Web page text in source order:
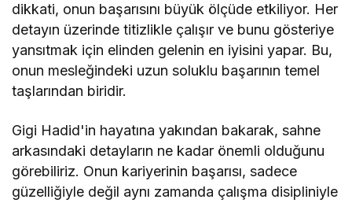
dikkati, onun başarısını büyük ölçüde etkiliyor. Her
detayın üzerinde titizlikle çalışır ve bunu gösteriye
yansıtmak için elinden gelenin en iyisini yapar. Bu,
onun mesleğindeki uzun soluklu başarının temel
taşlarından biridir.
Gigi Hadid'in hayatına yakından bakarak, sahne
arkasındaki detayların ne kadar önemli olduğunu
görebiliriz. Onun kariyerinin başarısı, sadece
güzelliğiyle değil aynı zamanda çalışma disipliniyle